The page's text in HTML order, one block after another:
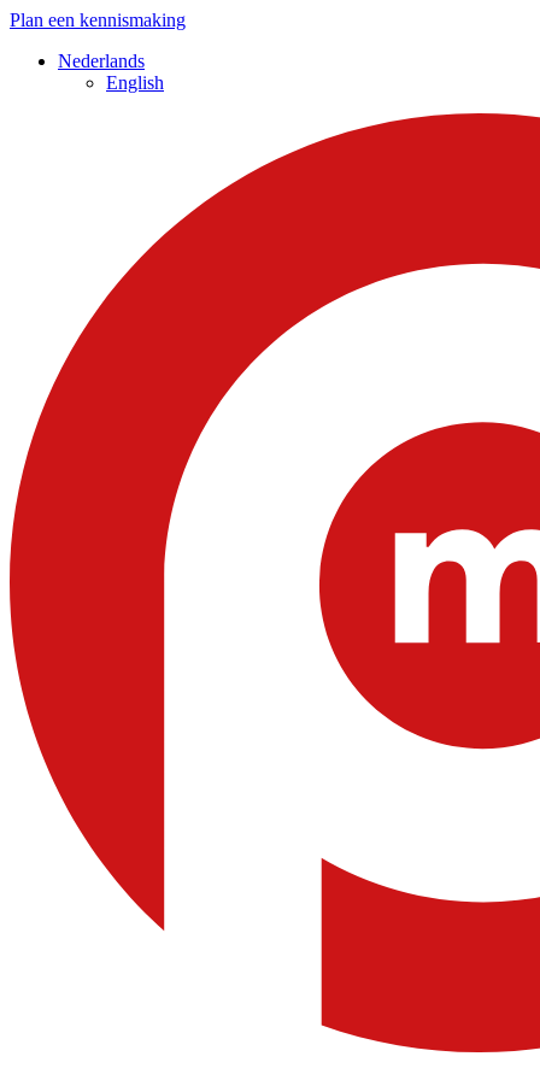
Plan een kennismaking
Nederlands
English